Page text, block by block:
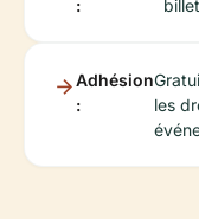
:
Adhésion
:
les